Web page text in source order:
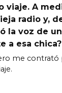
viaje. A
radio y,
la voz de
a esa chica?
me contrató